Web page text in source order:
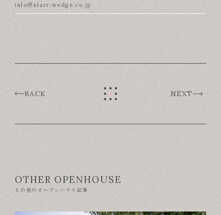
info@starr-wedge.co.jp
BACK NEXT
OTHER OPENHOUSE
その他のオープンハウス記事